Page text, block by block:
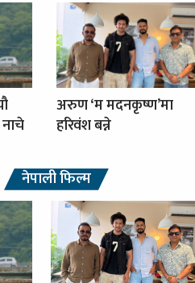
नाचे
अरुण ‘म मदनकृष्ण’मा
हरिवंश बन्ने
नेपाली फिल्म